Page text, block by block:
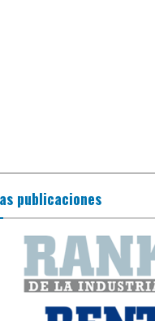
publicaciones